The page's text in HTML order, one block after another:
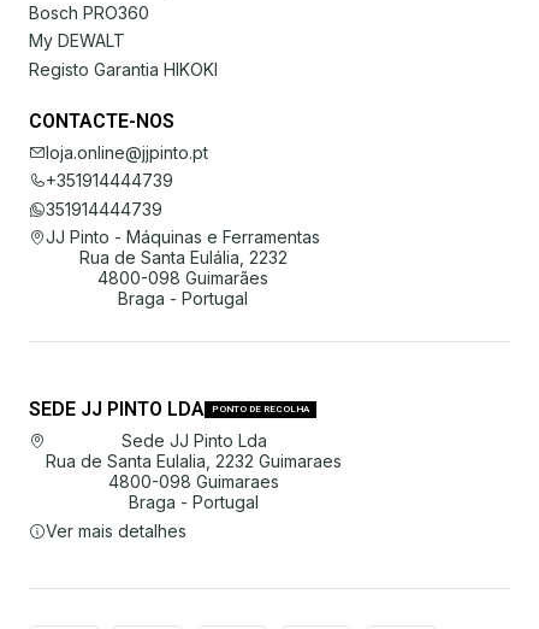
Bosch PRO360
My DEWALT
Registo Garantia HIKOKI
CONTACTE-NOS
loja.online@jjpinto.pt
+351914444739
351914444739
JJ Pinto - Máquinas e Ferramentas
Rua de Santa Eulália, 2232
4800-098 Guimarães
Braga - Portugal
SEDE JJ PINTO LDA PONTO DE RECOLHA
Sede JJ Pinto Lda
Rua de Santa Eulalia, 2232 Guimaraes
4800-098 Guimaraes
Braga - Portugal
Ver mais detalhes